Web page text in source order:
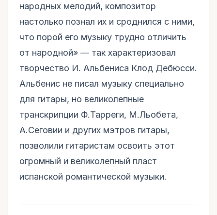
народных мелодий, композитор
настолько познал их и сроднился с ними,
что порой его музыку трудно отличить
от народной» — так характеризовал
творчество И. Альбениса Клод Дебюсси.
Альбенис не писал музыку специально
для гитары, но великолепные
транскрипции Ф.Тарреги, М.Льобета,
А.Сеговии и других мэтров гитары,
позволили гитаристам освоить этот
огромный и великолепный пласт
испанской романтической музыки.